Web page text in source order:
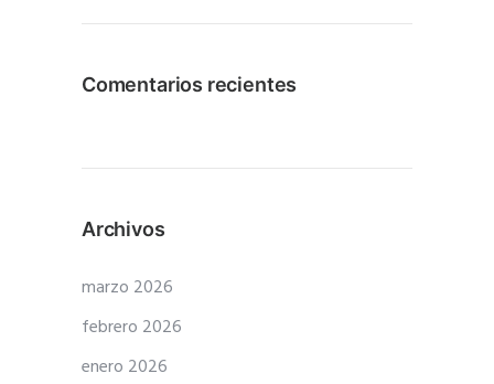
Comentarios recientes
Archivos
marzo 2026
febrero 2026
enero 2026